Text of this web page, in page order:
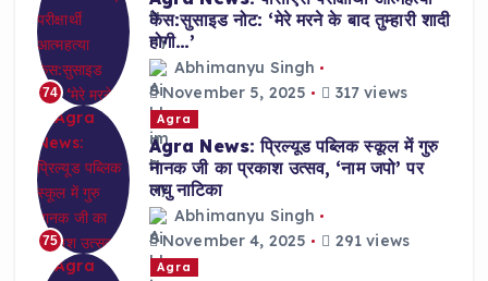
74
केस:सुसाइड नोट: ‘मेरे मरने के बाद तुम्हारी शादी
होगी…’
Abhimanyu Singh
November 5, 2025
317 views
75
Agra
Agra News: प्रिल्यूड पब्लिक स्कूल में गुरु
नानक जी का प्रकाश उत्सव, ‘नाम जपो’ पर
लघु नाटिका
Abhimanyu Singh
November 4, 2025
291 views
Agra